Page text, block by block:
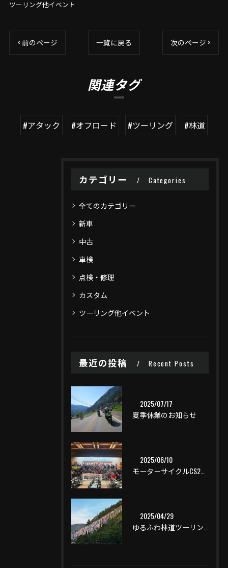
ツーリング他イベント
< 前のページ 一覧に戻る 次のページ >
関連タグ
#アタック #オフロード #ツーリング #林道
カテゴリー Categories
全てのカテゴリー
新車
中古
車検
点検・修理
カスタム
ツーリング他イベント
最近の投稿 Recent Posts
2025/07/17
夏季休業のお知らせ
2025/06/10
2025/04/29